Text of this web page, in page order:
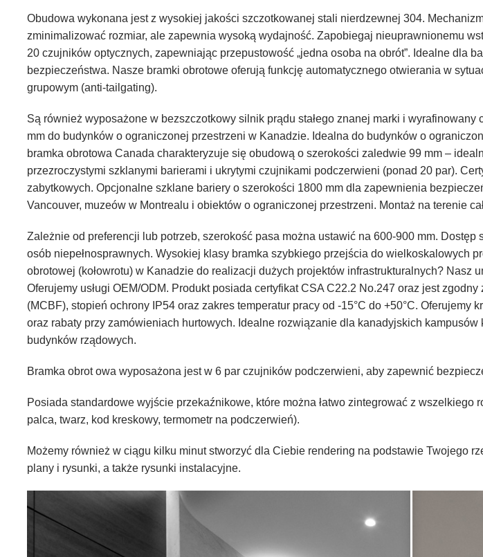
Obudowa wykonana jest z wysokiej jakości szczotkowanej stali nierdzewnej 304.
zminimalizować rozmiar, ale zapewnia wysoką wydajność. Zapobiegaj nieuprawnionemu
20 czujników optycznych, zapewniając przepustowość „jedna osoba na obrót”. Idealne dla
bezpieczeństwa. Nasze bramki obrotowe oferują funkcję automatycznego otwierania w
grupowym (anti-tailgating).
Są również wyposażone w bezszczotkowy silnik prądu stałego znanej marki i
mm do budynków o ograniczonej przestrzeni w Kanadzie. Idealna do budynków o
bramka obrotowa Canada charakteryzuje się obudową o szerokości zaledwie 99 mm –
przezroczystymi szklanymi barierami i ukrytymi czujnikami podczerwieni (ponad 20 par).
zabytkowych. Opcjonalne szklane bariery o szerokości 1800 mm dla zapewnienia
Vancouver, muzeów w Montrealu i obiektów o ograniczonej przestrzeni. Montaż na terenie
Zależnie od preferencji lub potrzeb, szerokość pasa można ustawić na 600-900 mm.
osób niepełnosprawnych. Wysokiej klasy bramka szybkiego przejścia do wielkoskalowych
obrotowej (kołowrotu) w Kanadzie do realizacji dużych projektów infrastrukturalnych? Nasz
Oferujemy usługi OEM/ODM. Produkt posiada certyfikat CSA C22.2 No.247 oraz jest
(MCBF), stopień ochrony IP54 oraz zakres temperatur pracy od -15°C do +50°C. Oferujemy
oraz rabaty przy zamówieniach hurtowych. Idealne rozwiązanie dla kanadyjskich
budynków rządowych.
Bramka obrot owa wyposażona jest w 6 par czujników podczerwieni, aby zapewnić
Posiada standardowe wyjście przekaźnikowe, które można łatwo zintegrować z
palca, twarz, kod kreskowy, termometr na podczerwień).
Możemy również w ciągu kilku minut stworzyć dla Ciebie rendering na podstawie Twojego
plany i rysunki, a także rysunki instalacyjne.